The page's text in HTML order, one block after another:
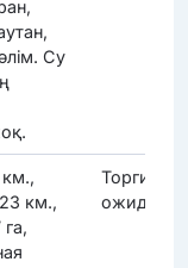
Су
км.,
Торги